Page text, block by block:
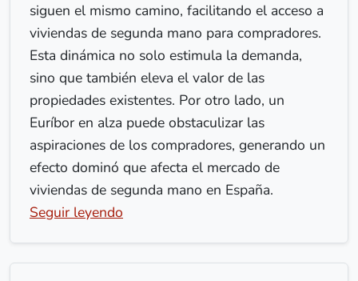
siguen el mismo camino, facilitando el acceso a
viviendas de segunda mano para compradores.
Esta dinámica no solo estimula la demanda,
sino que también eleva el valor de las
propiedades existentes. Por otro lado, un
Euríbor en alza puede obstaculizar las
aspiraciones de los compradores, generando un
efecto dominó que afecta el mercado de
viviendas de segunda mano en España.
Seguir leyendo